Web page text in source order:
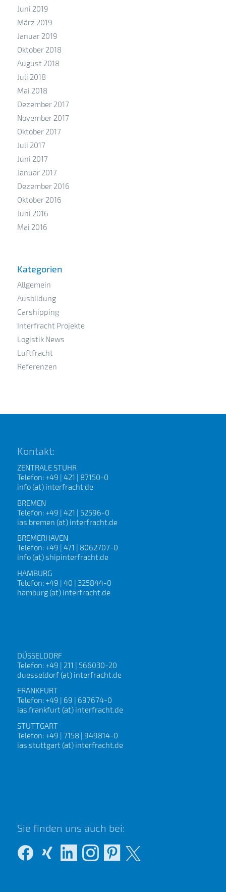
Juni 2019
März 2019
Januar 2019
Oktober 2018
August 2018
Juli 2018
Mai 2018
Dezember 2017
November 2017
Oktober 2017
Juli 2017
Juni 2017
Januar 2017
Dezember 2016
Oktober 2016
Juni 2016
Mai 2016
Kategorien
Allgemein
Ausbildung
Carshipping
Interfracht Projekte
Logistik News
Luftfracht
Referenzen
Kontakt:
ZENTRALE STUHR
Telefon: +49 | 421 | 87150-0
info (at) interfracht.de
BREMEN
Telefon: +49 | 421 | 52596-0
ias.bremen (at) interfracht.de
BREMERHAVEN
Telefon: +49 | 471 | 8062707-0
info (at) shipinterfracht.de
HAMBURG
Telefon: +49 | 40 | 325844-0
hamburg (at) interfracht.de
DÜSSELDORF
Telefon: +49 | 211 | 566030-20
duesseldorf (at) interfracht.de
FRANKFURT
Telefon: +49 | 69 | 697674-0
ias.frankfurt (at) interfracht.de
STUTTGART
Telefon: +49 | 7158 | 949814-0
ias.stuttgart (at) interfracht.de
Sie finden uns auch bei: